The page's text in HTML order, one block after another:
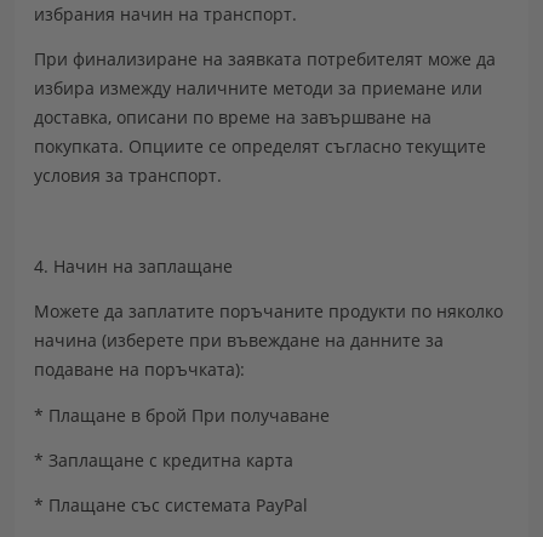
избрания начин на транспорт.
При финализиране на заявката потребителят може да
избира измежду наличните методи за приемане или
доставка, описани по време на завършване на
покупката. Опциите се определят съгласно текущите
условия за транспорт.
4. Начин на заплащане
Можете да заплатите поръчаните продукти по няколко
начина (изберете при въвеждане на данните за
подаване на поръчката):
* Плащане в брой При получаване
* Заплащане с кредитна карта
* Плащане със системата PayPal